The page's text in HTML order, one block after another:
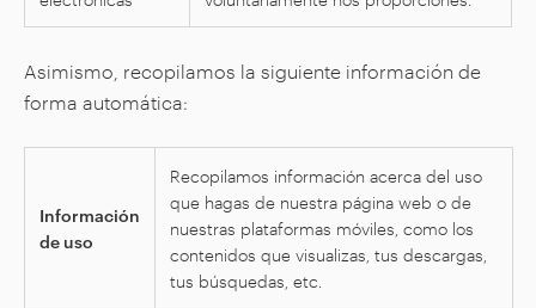
Asimismo, recopilamos la siguiente información de
forma automática:
Información
de uso
Recopilamos información acerca del uso
que hagas de nuestra página web o de
nuestras plataformas móviles, como los
contenidos que visualizas, tus descargas,
tus búsquedas, etc.